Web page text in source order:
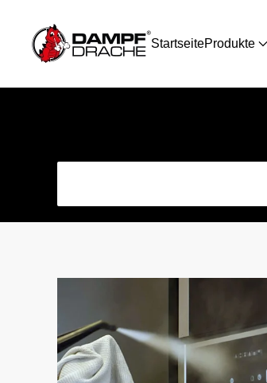
Skip to main content StartseiteProdukte